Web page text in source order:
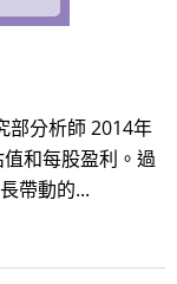
部分析師 2014年
和每股盈利。過
帶動的...